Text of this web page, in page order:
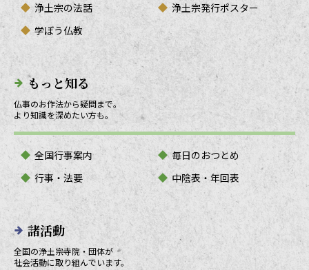
浄土宗の法話
浄土宗発行ポスター
学ぼう仏教
もっと知る
仏事のお作法から疑問まで。
より知識を深めたい方も。
全国行事案内
毎日のおつとめ
行事・法要
中陰表・年回表
諸活動
全国の浄土宗寺院・団体が
社会活動に取り組んでいます。